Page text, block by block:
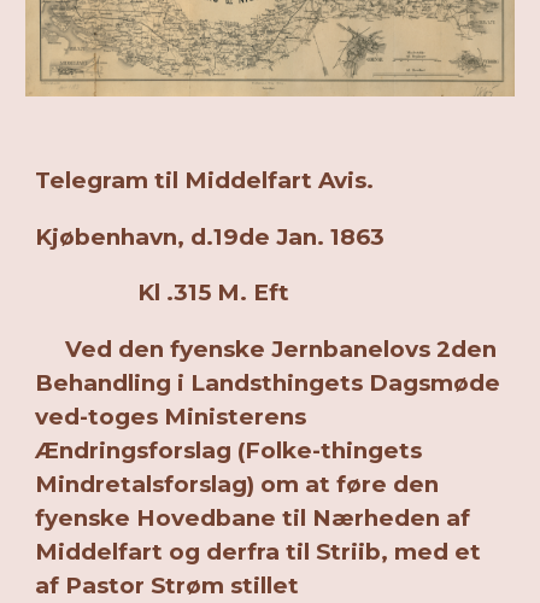
Telegram til Middelfart Avis.
Kjøbenhavn, d.19de Jan. 1863
Kl .315 M. Eft
Ved den fyenske Jernbanelovs 2den
Behandling i Landsthingets Dagsmøde
ved-toges Ministerens
Ændringsforslag (Folke-thingets
Mindretalsforslag) om at føre den
fyenske Hovedbane til Nærheden af
Middelfart og derfra til Striib, med et
af Pastor Strøm stillet